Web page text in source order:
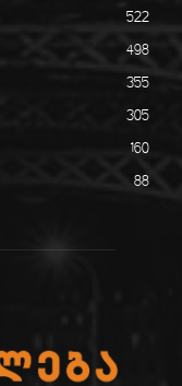
522
498
355
305
160
88